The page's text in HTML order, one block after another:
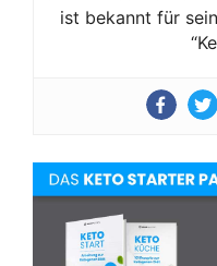
ist bekannt für